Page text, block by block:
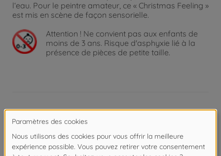
l‘eau. Pour le peintre amateur, ce « Christmas Feeling »
est mis en scène de façon sensorielle.
Attention ! Ne convient pas aux enfants de
moins de 3 ans. Risque d'asphyxie lié à la
présence de pièces de petite taille.
Détails
Format de peinture et gabarit de peinture: